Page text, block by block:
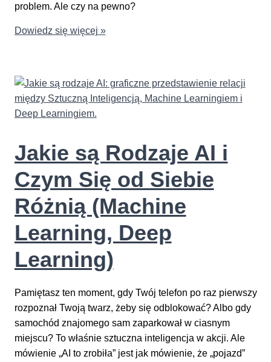
problem. Ale czy na pewno?
Jak
jakie
są
ograniczenia
AI?
tajemnice
sztucznej
inteligencji!
Dowiedz się więcej »
Jakie są Rodzaje AI i
Czym Się od Siebie
Różnią (Machine
Learning, Deep
Learning)
Pamiętasz ten moment, gdy Twój telefon po raz pierwszy
rozpoznał Twoją twarz, żeby się odblokować? Albo gdy
samochód znajomego sam zaparkował w ciasnym
miejscu? To właśnie sztuczna inteligencja w akcji. Ale
mówienie „AI to zrobiła” jest jak mówienie, że „pojazd”